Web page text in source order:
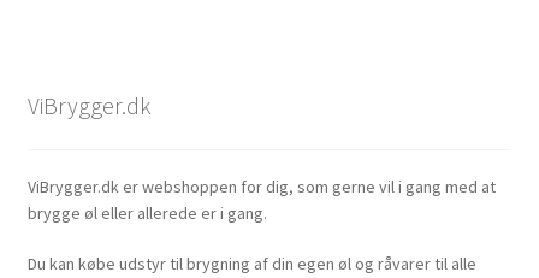
ViBrygger.dk
ViBrygger.dk er webshoppen for dig, som gerne vil i gang med at
brygge øl eller allerede er i gang.
Du kan købe udstyr til brygning af din egen øl og råvarer til alle